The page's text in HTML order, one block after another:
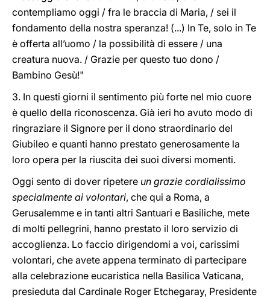
contempliamo oggi / fra le braccia di Maria, / sei il
fondamento della nostra speranza! (...) In Te, solo in Te
è offerta all’uomo / la possibilità di essere / una
creatura nuova. / Grazie per questo tuo dono /
Bambino Gesù!"
3. In questi giorni il sentimento più forte nel mio cuore
è quello della riconoscenza. Già ieri ho avuto modo di
ringraziare il Signore per il dono straordinario del
Giubileo e quanti hanno prestato generosamente la
loro opera per la riuscita dei suoi diversi momenti.
Oggi sento di dover ripetere un grazie cordialissimo
specialmente ai volontari, che qui a Roma, a
Gerusalemme e in tanti altri Santuari e Basiliche, mete
di molti pellegrini, hanno prestato il loro servizio di
accoglienza. Lo faccio dirigendomi a voi, carissimi
volontari, che avete appena terminato di partecipare
alla celebrazione eucaristica nella Basilica Vaticana,
presieduta dal Cardinale Roger Etchegaray, Presidente